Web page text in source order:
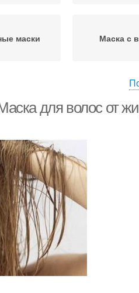
маски Маска с
для волос от